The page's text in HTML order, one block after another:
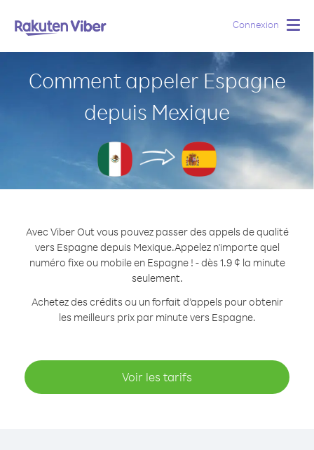
Connexion
Comment appeler Espagne
depuis Mexique
Avec Viber Out vous pouvez passer des appels de qualité
vers Espagne depuis Mexique.Appelez n'importe quel
numéro fixe ou mobile en Espagne ! - dès 1.9 ¢ la minute
seulement.
Achetez des crédits ou un forfait d’appels pour obtenir
les meilleurs prix par minute vers Espagne.
Voir les tarifs